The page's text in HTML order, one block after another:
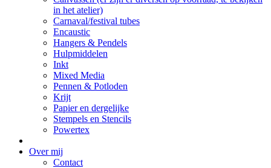
in het atelier)
Carnaval/festival tubes
Encaustic
Hangers & Pendels
Hulpmiddelen
Inkt
Mixed Media
Pennen & Potloden
Krijt
Papier en dergelijke
Stempels en Stencils
Powertex
Over mij
Contact